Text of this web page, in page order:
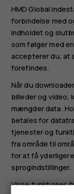
HMD Global
forbindelse med
indholdet og
som følger med
accepterer du, at
forefindes.
Når du
billeder og video,
mængder data.
betales for
tjenester og
fra område til
for at få
sprogindstillinger.
Visse funktioner,